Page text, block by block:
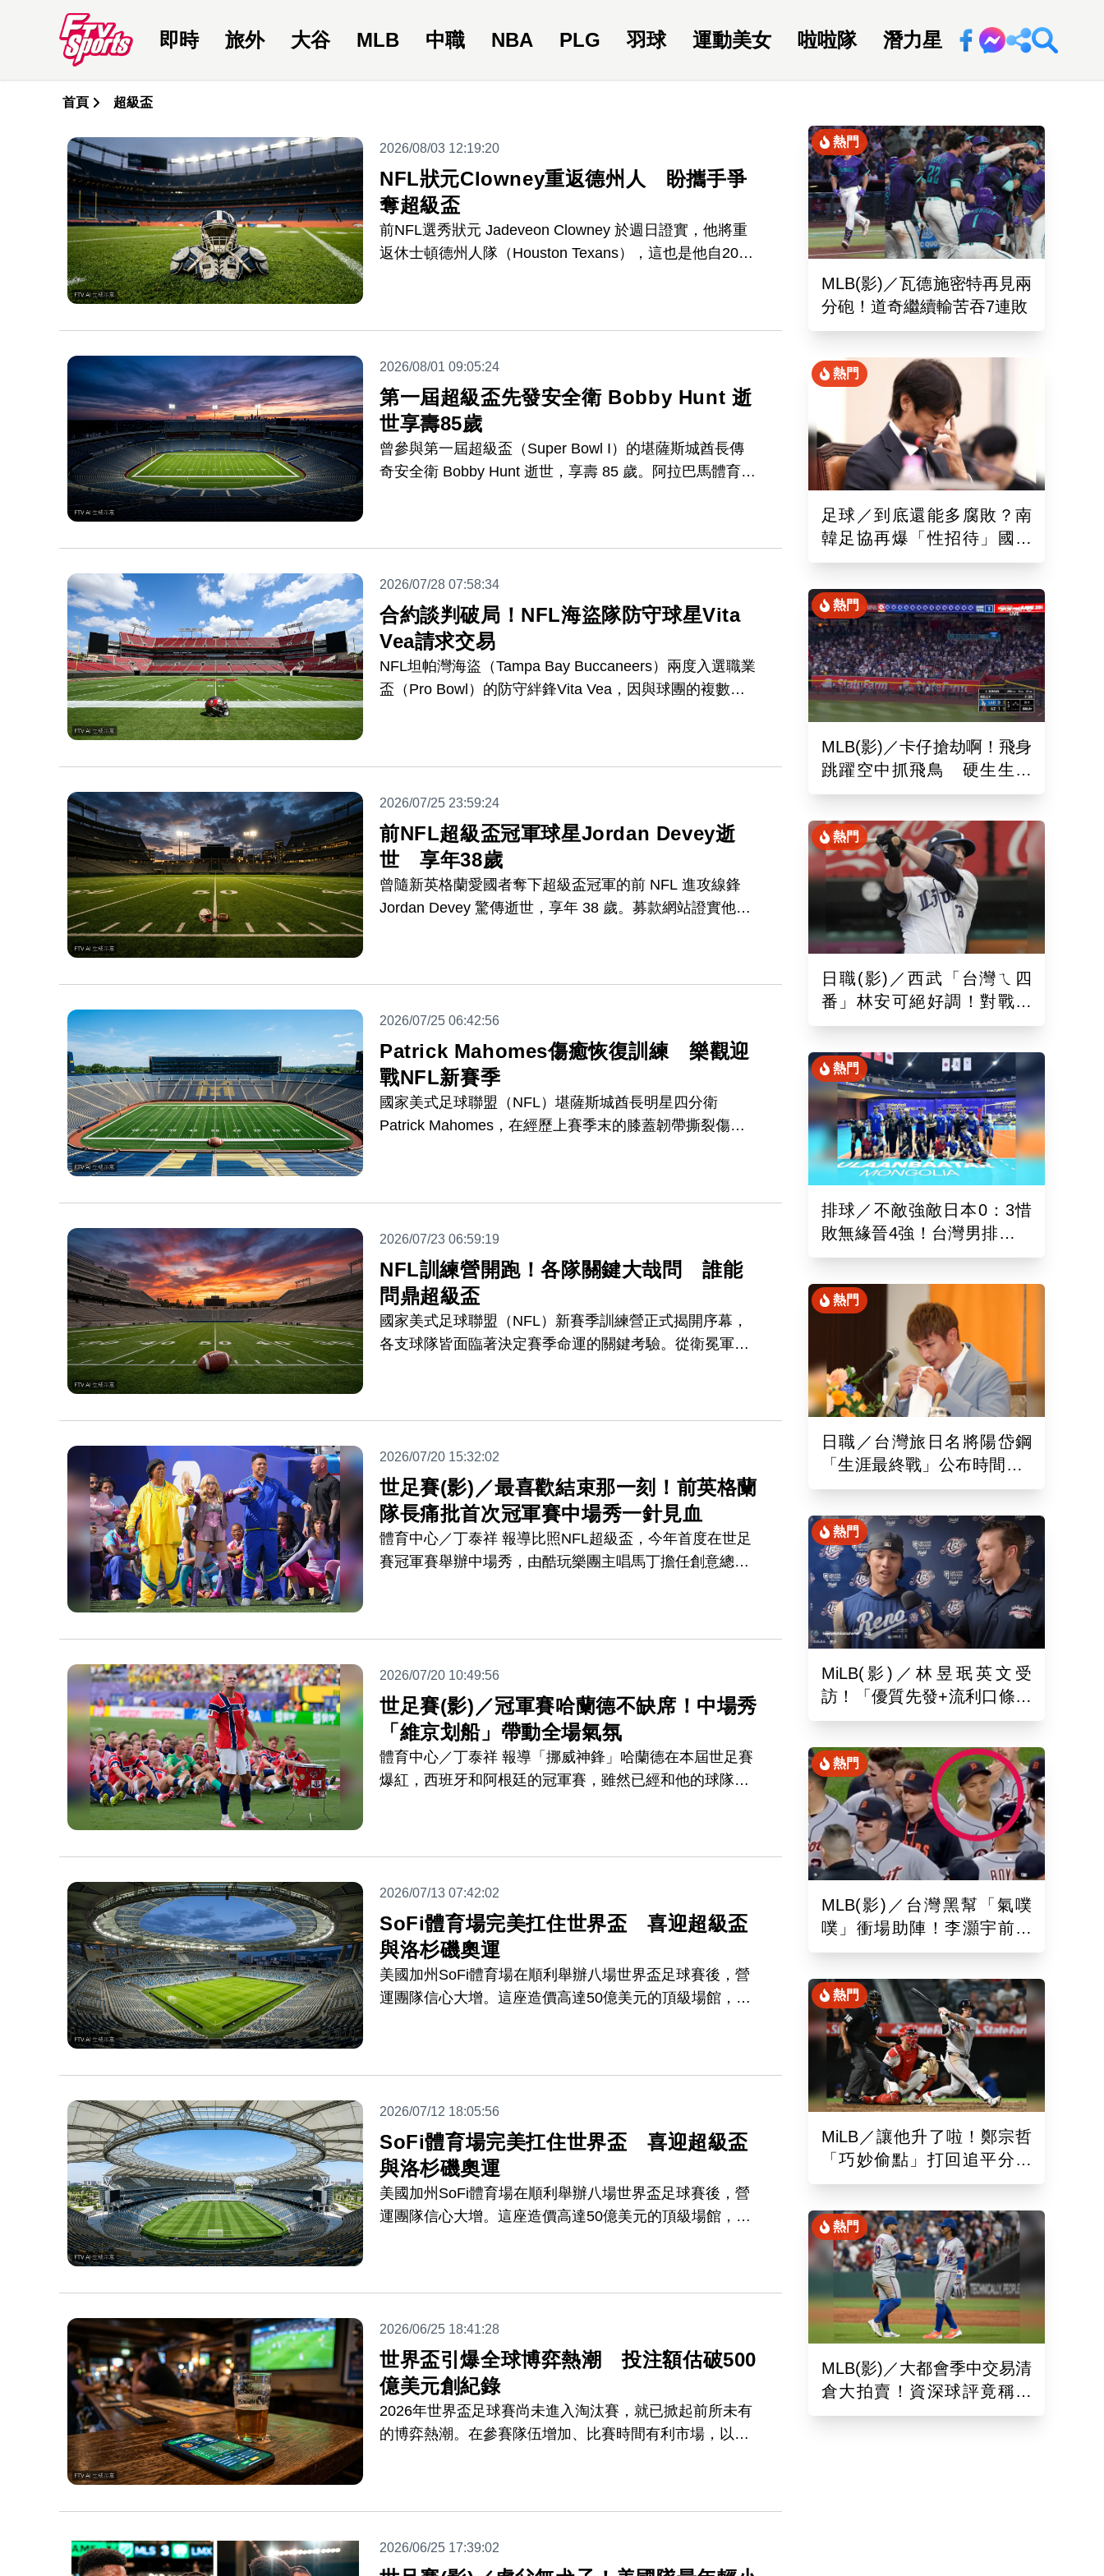
即時 旅外 大谷 MLB 中職 NBA PLG 羽球 運動美女 啦啦隊 潛力星 回新聞網
首頁 超級盃
2026/08/03 12:19:20
NFL狀元Clowney重返德州人 盼攜手爭
奪超級盃
前NFL選秀狀元 Jadeveon Clowney 於週日證實，他將重
返休士頓德州人隊（Houston Texans），這也是他自2018
2026/08/01 09:05:24
第一屆超級盃先發安全衛 Bobby Hunt 逝
世享壽85歲
曾參與第一屆超級盃（Super Bowl I）的堪薩斯城酋長傳
奇安全衛 Bobby Hunt 逝世，享壽 85 歲。阿拉巴馬體育名
2026/07/28 07:58:34
合約談判破局！NFL海盜隊防守球星Vita
Vea請求交易
NFL坦帕灣海盜（Tampa Bay Buccaneers）兩度入選職業
盃（Pro Bowl）的防守絆鋒Vita Vea，因與球團的複數年
2026/07/25 23:59:24
前NFL超級盃冠軍球星Jordan Devey逝
世 享年38歲
曾隨新英格蘭愛國者奪下超級盃冠軍的前 NFL 進攻線鋒
Jordan Devey 驚傳逝世，享年 38 歲。募款網站證實他死
2026/07/25 06:42:56
Patrick Mahomes傷癒恢復訓練 樂觀迎
戰NFL新賽季
國家美式足球聯盟（NFL）堪薩斯城酋長明星四分衛
Patrick Mahomes，在經歷上賽季末的膝蓋韌帶撕裂傷勢
2026/07/23 06:59:19
NFL訓練營開跑！各隊關鍵大哉問 誰能
問鼎超級盃
國家美式足球聯盟（NFL）新賽季訓練營正式揭開序幕，
各支球隊皆面臨著決定賽季命運的關鍵考驗。從衛冕軍的
2026/07/20 15:32:02
世足賽(影)／最喜歡結束那一刻！前英格蘭
隊長痛批首次冠軍賽中場秀一針見血
體育中心／丁泰祥 報導比照NFL超級盃，今年首度在世足
賽冠軍賽舉辦中場秀，由酷玩樂團主唱馬丁擔任創意總監
2026/07/20 10:49:56
世足賽(影)／冠軍賽哈蘭德不缺席！中場秀
「維京划船」帶動全場氣氛
體育中心／丁泰祥 報導「挪威神鋒」哈蘭德在本屆世足賽
爆紅，西班牙和阿根廷的冠軍賽，雖然已經和他的球隊無
2026/07/13 07:42:02
SoFi體育場完美扛住世界盃 喜迎超級盃
與洛杉磯奧運
美國加州SoFi體育場在順利舉辦八場世界盃足球賽後，營
運團隊信心大增。這座造價高達50億美元的頂級場館，成
2026/07/12 18:05:56
SoFi體育場完美扛住世界盃 喜迎超級盃
與洛杉磯奧運
美國加州SoFi體育場在順利舉辦八場世界盃足球賽後，營
運團隊信心大增。這座造價高達50億美元的頂級場館，接
2026/06/25 18:41:28
世界盃引爆全球博弈熱潮 投注額估破500
億美元創紀錄
2026年世界盃足球賽尚未進入淘汰賽，就已掀起前所未有
的博弈熱潮。在參賽隊伍增加、比賽時間有利市場，以及
2026/06/25 17:39:02
熱門
MLB(影)／瓦德施密特再見兩
分砲！道奇繼續輸苦吞7連敗
熱門
足球／到底還能多腐敗？南
韓足協再爆「性招待」國際
裁判！外媒痛批：丟臉丟到
熱門
MLB(影)／卡仔搶劫啊！飛身
跳躍空中抓飛鳥 硬生生沒
收艾德曼追平砲
熱門
日職(影)／西武「台灣ㄟ四
番」林安可絕好調！對戰軟
銀敲二壘長打連2場敲安
熱門
排球／不敵強敵日本0：3惜
敗無緣晉4強！台灣男排亞洲
東區排球錦標賽續拚最佳名
熱門
日職／台灣旅日名將陽岱鋼
「生涯最終戰」公布時間！9
月26於新潟主場舉辦引退儀
熱門
MiLB(影)／林昱珉英文受
訪！「優質先發+流利口條」
被讚爆 網：有Ray的感覺
熱門
MLB(影)／台灣黑幫「氣噗
噗」衝場助陣！李灝宇前輩
遭觸身球「引爆大場面」
熱門
MiLB／讓他升了啦！鄭宗哲
「巧妙偷點」打回追平分助
隊以10比4大勝
熱門
MLB(影)／大都會季中交易清
倉大拍賣！資深球評竟稱送
出的球員都是「垃圾」